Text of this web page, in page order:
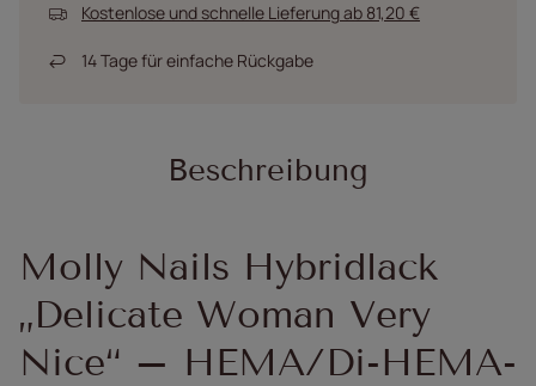
Kostenlose und schnelle Lieferungab 81,20 €
14Tage für einfache Rückgabe
Beschreibung
Molly Nails Hybridlack
„Delicate Woman Very
Nice“ – HEMA/Di-HEMA-